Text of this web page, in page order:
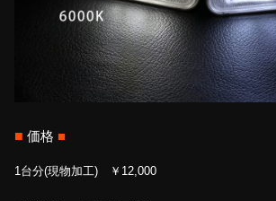
■ 価格 ■
1台分(現物加工) ￥12,000